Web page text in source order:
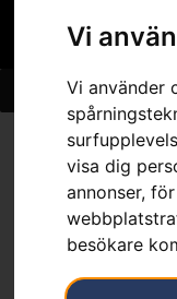
Vi
Vi använder
visa dig
annonser,
besökare
»Sortiment»
Robotgräsklippare
Installation Kit